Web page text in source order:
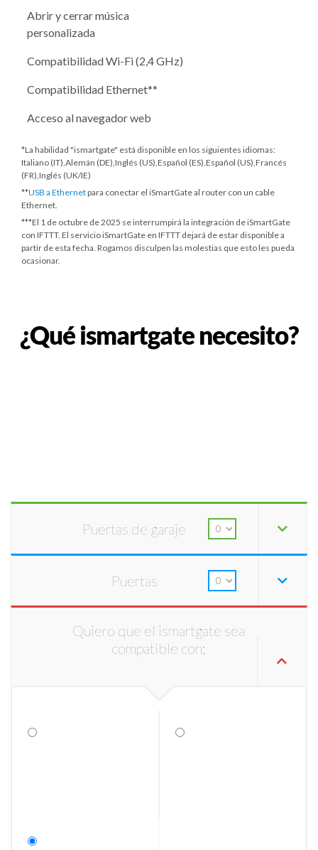
Abrir y cerrar música
personalizada
Compatibilidad Wi-Fi (2,4 GHz)
Compatibilidad Ethernet**
Acceso al navegador web
*La habilidad "ismartgate" está disponible en los siguientes idiomas:
Italiano (IT),Alemán (DE),Inglés (US),Español (ES),Español (US),Francés
(FR),Inglés (UK/IE)
**USB a Ethernetpara conectar el iSmartGate al router con un cable
Ethernet.
***El 1 de octubre de 2025 se interrumpirá la integración de iSmartGate
con IFTTT. El servicio iSmartGate en IFTTT dejará de estar disponible a
partir de esta fecha. Rogamos disculpen las molestias que esto les pueda
ocasionar.
¿Qué ismartgate necesito?
Puertas de garaje
Puertas
Quiero que el ismartgate sea
compatible con: